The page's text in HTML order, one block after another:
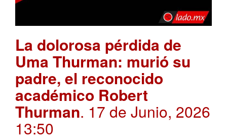
La dolorosa pérdida de
Uma Thurman: murió su
padre, el reconocido
académico Robert
Thurman. 17 de Junio, 2026
13:50